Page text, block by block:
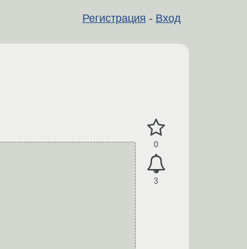
Регистрация - Вход
0
3